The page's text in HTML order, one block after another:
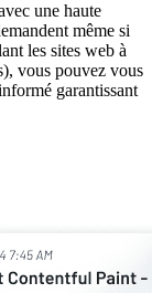
une haute
même si
les sites web à
vous pouvez vous
garantissant